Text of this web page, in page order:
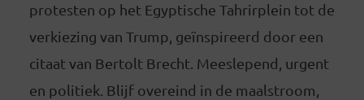
protesten op het Egyptische Tahrirplein tot de
verkiezing van Trump, geïnspireerd door een
citaat van Bertolt Brecht. Meeslepend, urgent
en politiek. Blijf overeind in de maalstroom,